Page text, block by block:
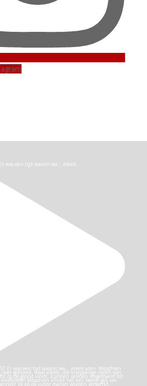
was een tijd waarin we… eikels